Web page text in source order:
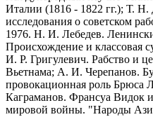
Италии (1816 - 1822 гг.); Т.
исследования о советском
1976. Н. И. Лебедев.
Происхождение и
И. Р. Григулевич. Рабство и
Вьетнама; А. И. Черепанов.
провокационная роль Брюса
Каграманов. Франсуа Видок
мировой войны. "Народы